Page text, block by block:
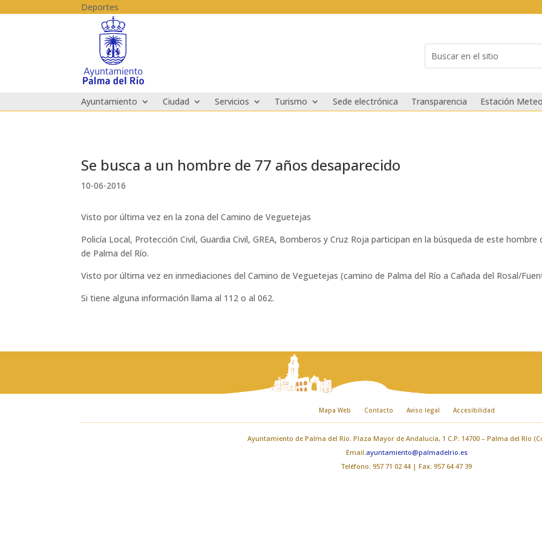
Deportes
for...
Ayuntamiento Ciudad Servicios Turismo Sede electrónica Transparencia Estación
Se busca a un hombre de 77 años desaparecido
10-06-2016
Visto por última vez en la zona del Camino de Veguetejas
Policía Local, Protección Civil, Guardia Civil, GREA, Bomberos y Cruz Roja participan en la búsqueda de este
de ‪‎Palma del Río‬.
Visto por última vez en inmediaciones del Camino de Veguetejas (camino de Palma del Río a Cañada del Rosal/
Si tiene alguna información llama al 112 o al 062.
Mapa Web Contacto Aviso legal Accesibilidad
Ayuntamiento de Palma del Río. Plaza Mayor de Andalucía, 1 C.P: 14700 – Palma del Río
Email:ayuntamiento@palmadelrio.es
Teléfono: 957 71 02 44 | Fax: 957 64 47 39